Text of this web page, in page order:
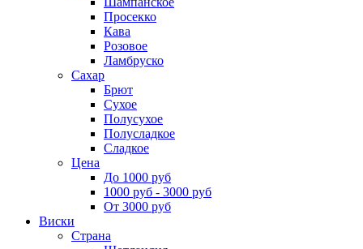
Просекко
Кава
Розовое
Ламбруско
Сахар
Брют
Сухое
Полусухое
Полусладкое
Сладкое
Цена
До 1000 руб
1000 руб - 3000 руб
От 3000 руб
Виски
Страна